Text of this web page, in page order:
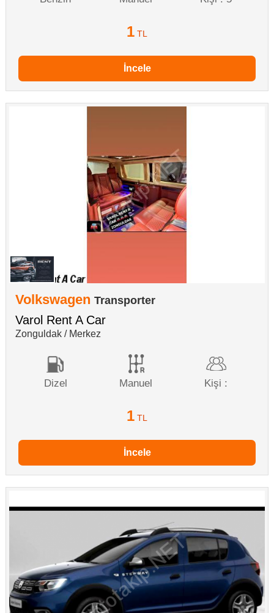
1 TL
İncele
Volkswagen Transporter
Varol Rent A Car
Zonguldak / Merkez
Dizel Manuel Kişi :
1 TL
İncele